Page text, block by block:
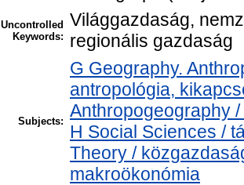
Uncontrolled
Keywords:
Világgazdaság,
regionális gazdaság
Subjects:
G Geography.
antropológia,
Anthropogeography
H Social Sciences /
Theory /
makroökonómia